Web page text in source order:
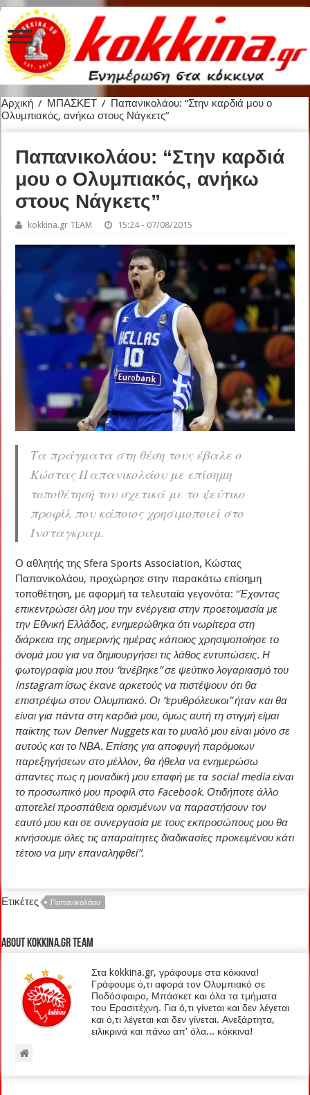
Αρχική / ΜΠΑΣΚΕΤ / Παπανικολάου: “Στην καρδιά μου ο
Ολυμπιακός, ανήκω στους Νάγκετς”
Παπανικολάου: “Στην καρδιά
μου ο Ολυμπιακός, ανήκω
στους Νάγκετς”
kokkina.gr TEAM 15:24 - 07/08/2015
Τα πράγματα στη θέση τους έβαλε ο
Κώστας Παπανικολάου με επίσημη
τοποθέτησή του σχετικά με το ψεύτικο
προφίλ που κάποιος χρησιμοποιεί στο
Ίνσταγκραμ.
Ο αθλητής της Sfera Sports Association, Κώστας
Παπανικολάου, προχώρησε στην παρακάτω επίσημη
τοποθέτηση, με αφορμή τα τελευταία γεγονότα: “Έχοντας
επικεντρώσει όλη μου την ενέργεια στην προετοιμασία με
την Εθνική Ελλάδος, ενημερώθηκα ότι νωρίτερα στη
διάρκεια της σημερινής ημέρας κάποιος χρησιμοποίησε το
όνομά μου για να δημιουργήσει τις λάθος εντυπώσεις. Η
φωτογραφία μου που “ανέβηκε” σε ψεύτικο λογαριασμό του
instagram ίσως έκανε αρκετούς να πιστέψουν ότι θα
επιστρέψω στον Ολυμπιακό. Οι “ερυθρόλευκοι” ήταν και θα
είναι για πάντα στη καρδιά μου, όμως αυτή τη στιγμή είμαι
παίκτης των Denver Nuggets και το μυαλό μου είναι μόνο σε
αυτούς και το ΝΒΑ. Επίσης για αποφυγή παρόμοιων
παρεξηγήσεων στο μέλλον, θα ήθελα να ενημερώσω
άπαντες πως η μοναδική μου επαφή με τα social media είναι
το προσωπικό μου προφίλ στο Facebook. Οτιδήποτε άλλο
αποτελεί προσπάθεια ορισμένων να παραστήσουν τον
εαυτό μου και σε συνεργασία με τους εκπροσώπους μου θα
κινήσουμε όλες τις απαραίτητες διαδικασίες προκειμένου κάτι
τέτοιο να μην επαναληφθεί”.
Ετικέτες Παπανικολάου
About kokkina.gr TEAM
Στα kokkina.gr, γράφουμε στα κόκκινα!
Γράφουμε ό,τι αφορά τον Ολυμπιακό σε
Ποδόσφαιρο, Μπάσκετ και όλα τα τμήματα
του Ερασιτέχνη. Για ό,τι γίνεται και δεν λέγεται
και ό,τι λέγεται και δεν γίνεται. Ανεξάρτητα,
ειλικρινά και πάνω απ' όλα... κόκκινα!